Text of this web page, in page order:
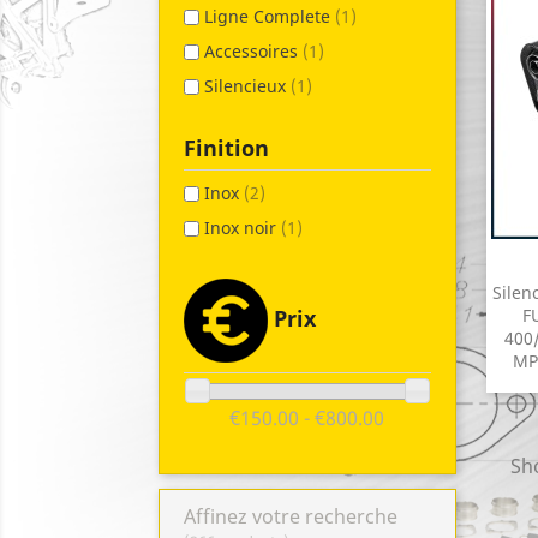
Ligne Complete (1)
Accessoires (1)
Silencieux (1)
Finition
Inox (2)
Inox noir (1)
Prix
€150.00 - €800.00
Affinez votre recherche